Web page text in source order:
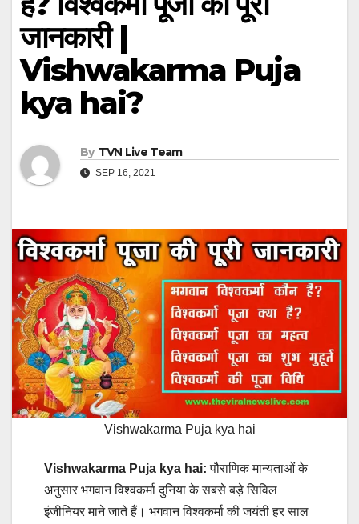
जानकारी |
Vishwakarma Puja
kya hai?
By TVN Live Team
SEP 16, 2021
Vishwakarma Puja kya hai
Vishwakarma Puja kya hai: पौराणिक मान्यताओं के
अनुसार भगवान विश्‍वकर्मा दुनिया के सबसे बड़े सिविल
इंजीनियर माने जाते हैं। भगवान विश्‍वकर्मा की जयंती हर साल